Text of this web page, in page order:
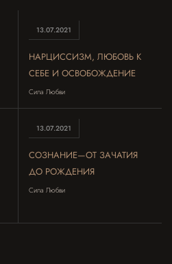
13.07.2021
НАРЦИССИЗМ, ЛЮБОВЬ К
СЕБЕ И ОСВОБОЖДЕНИЕ
Сила Любви
13.07.2021
СОЗНАНИЕ—ОТ ЗАЧАТИЯ
ДО РОЖДЕНИЯ
Сила Любви